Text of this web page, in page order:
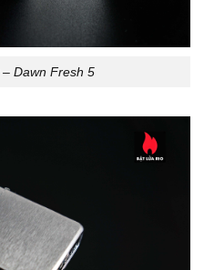
Dawn Fresh 5